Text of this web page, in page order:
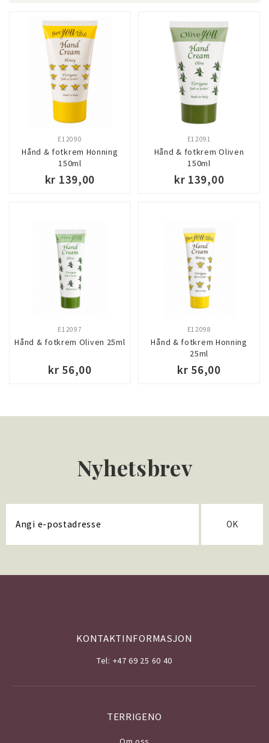
Hånd & fotkrem Honning
150ml
E12090
kr 139,00
Hånd & fotkrem Oliven
150ml
E12091
kr 139,00
Hånd & fotkrem Oliven 25ml
E12097
kr 56,00
Hånd & fotkrem Honning
25ml
E12098
kr 56,00
Nyhetsbrev
OK
KONTAKTINFORMASJON
Tel: +47 69 25 60 40
TERRIGENO